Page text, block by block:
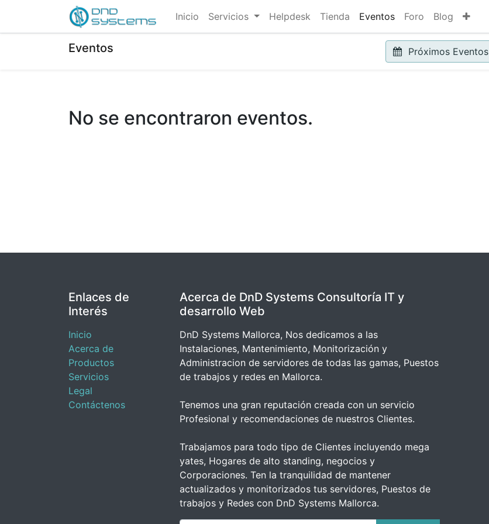
Inicio Servicios Helpdesk Tienda Eventos Foro Blog
Eventos Próximos Eventos
No se encontraron eventos.
Enlaces de
Interés
Inicio
Acerca de
Productos
Servicios
Legal
Contáctenos
Acerca de DnD Systems Consultoría IT y
desarrollo Web
DnD Systems Mallorca, Nos dedicamos a las
Instalaciones, Mantenimiento, Monitorización y
Administracion de servidores de todas las gamas, Puestos
de trabajos y redes en Mallorca.
Tenemos una gran reputación creada con un servicio
Profesional y recomendaciones de nuestros Clientes.
Trabajamos para todo tipo de Clientes incluyendo mega
yates, Hogares de alto standing, negocios y
Corporaciones. Ten la tranquilidad de mantener
actualizados y monitorizados tus servidores, Puestos de
trabajos y Redes con DnD Systems Mallorca.